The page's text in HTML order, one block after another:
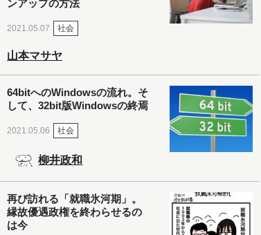
ンアップの方法
2021.05.07 社会
山本マサヤ
64bitへのWindowsの流れ。そ
して、32bit版Windowsの終焉
2021.05.06 社会
柳井政和
再び訪れる「就職氷河期」。
縁故優遇政権を終わらせるの
は今